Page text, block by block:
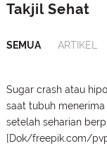
Takjil Sehat
SEMUA ARTIKEL
Sugar crash atau
saat tubuh
setelah seharian
[Dok/freepik.com/